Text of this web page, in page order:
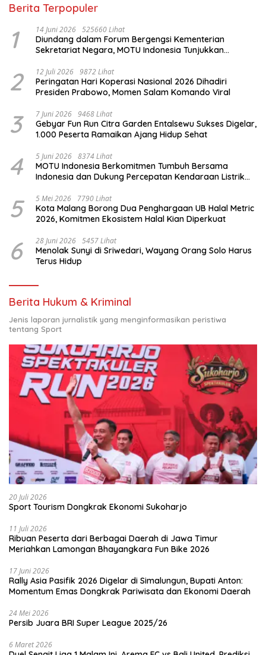
Berita Terpopuler
1 14 Juni 2026 525660 Lihat
Diundang dalam Forum Bergengsi Kementerian
Sekretariat Negara, MOTU Indonesia Tunjukkan
2 12 Juli 2026 9872 Lihat
Peringatan Hari Koperasi Nasional 2026 Dihadiri
Presiden Prabowo, Momen Salam Komando Viral
3 7 Juni 2026 9468 Lihat
Gebyar Fun Run Citra Garden Entalsewu Sukses Digelar,
1.000 Peserta Ramaikan Ajang Hidup Sehat
4 5 Juni 2026 8374 Lihat
MOTU Indonesia Berkomitmen Tumbuh Bersama
Indonesia dan Dukung Percepatan Kendaraan Listrik
5 5 Mei 2026 7790 Lihat
Kota Malang Borong Dua Penghargaan UB Halal Metric
2026, Komitmen Ekosistem Halal Kian Diperkuat
6 28 Juni 2026 5457 Lihat
Menolak Sunyi di Sriwedari, Wayang Orang Solo Harus
Terus Hidup
Berita Hukum & Kriminal
Jenis laporan jurnalistik yang menginformasikan peristiwa
tentang Sport
20 Juli 2026
Sport Tourism Dongkrak Ekonomi Sukoharjo
11 Juli 2026
Ribuan Peserta dari Berbagai Daerah di Jawa Timur
Meriahkan Lamongan Bhayangkara Fun Bike 2026
17 Juni 2026
Rally Asia Pasifik 2026 Digelar di Simalungun, Bupati Anton:
Momentum Emas Dongkrak Pariwisata dan Ekonomi Daerah
24 Mei 2026
Persib Juara BRI Super League 2025/26
6 Maret 2026